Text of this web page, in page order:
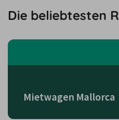
Die beliebtesten
Mietwagen Mallorca